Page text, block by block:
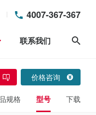
4007-367-367
联系我们
价格咨询
规格 型号 下载